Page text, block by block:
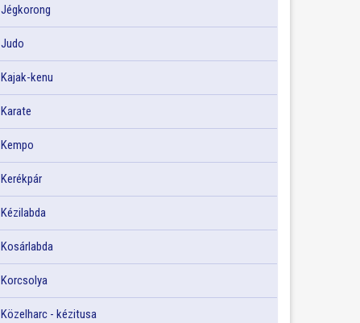
Jégkorong
Judo
Kajak-kenu
Karate
Kempo
Kerékpár
Kézilabda
Kosárlabda
Korcsolya
Közelharc - kézitusa